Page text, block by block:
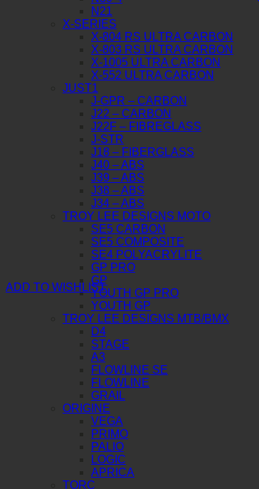
N21
X-SERIES
X-804 RS ULTRA CARBON
X-803 RS ULTRA CARBON
X-1005 ULTRA CARBON
X-552 ULTRA CARBON
JUST1
J-GPR – CARBON
J22 – CARBON
J22F – FIBREGLASS
J-STR
J18 – FIBERGLASS
J40 – ABS
J39 – ABS
J38 – ABS
J34 – ABS
TROY LEE DESIGNS MOTO
SE5 CARBON
SE5 COMPOSITE
SE4 POLYACRYLITE
GP PRO
GP
YOUTH GP PRO
YOUTH GP
TROY LEE DESIGNS MTB/BMX
D4
STAGE
A3
FLOWLINE SE
FLOWLINE
GRAIL
ORIGINE
VEGA
PRIMO
PALIO
LOGIC
APRICA
TORC
ADD TO WISHLIST